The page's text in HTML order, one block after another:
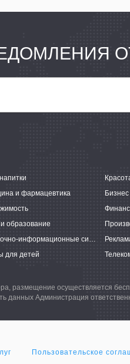
и фармацевтика Бизнес
образование
Справочно-информационные системы
для детей
размещение осуществляется
данных Администрация
Пользовательское